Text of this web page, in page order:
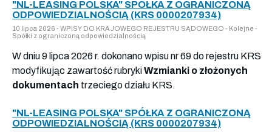
"NL-LEASING POLSKA" SPÓŁKA Z OGRANICZONĄ
ODPOWIEDZIALNOŚCIĄ (KRS 0000207934)
10 lipca 2026 - WPISY DO KRAJOWEGO REJESTRU SĄDOWEGO - Kolejne -
Spółki z ograniczoną odpowiedzialnością
W dniu 9 lipca 2026 r. dokonano wpisu nr 69 do rejestru KRS
modyfikując zawartość rubrykiWzmianki o złożonych
dokumentach trzeciego działu KRS.
"NL-LEASING POLSKA" SPÓŁKA Z OGRANICZONĄ
ODPOWIEDZIALNOŚCIĄ (KRS 0000207934)